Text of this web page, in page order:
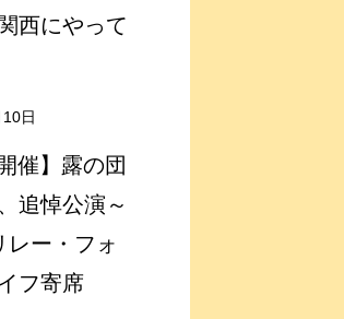
西にやって
日
催】露の団
追悼公演～
レー・フォ
フ寄席